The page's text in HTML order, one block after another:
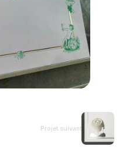
Projet suivant